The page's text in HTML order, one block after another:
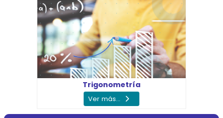
Trigonometría
Ver más...